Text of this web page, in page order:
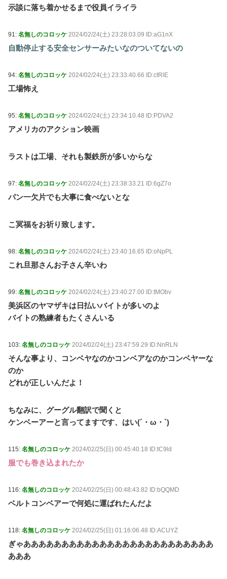
示談に落ち着かせるまで役員イライラ
91: 名無しのコロッケ 2024/02/24(土) 23:28:03.09 ID:aG1nX
自動停止する安全センサーみたいなのついてないの
94: 名無しのコロッケ 2024/02/24(土) 23:33:40.66 ID:ctRlE
工場怖え
95: 名無しのコロッケ 2024/02/24(土) 23:34:10.48 ID:PDVA2
アメリカのアクション映画
ラストは工場、それも製鉄所が多いからな
97: 名無しのコロッケ 2024/02/24(土) 23:38:33.21 ID:6gZ7o
パン一欠片でも大事に食べないとな
こ冥福をお祈り致します。
98: 名無しのコロッケ 2024/02/24(土) 23:40:16.65 ID:oNpPL
これ旦那さんお子さん辛いわ
99: 名無しのコロッケ 2024/02/24(土) 23:40:27.00 ID:tMObv
美浜区のヤマザキは日払いバイトが多いのよ
バイトの熟練者もたくさんいる
103: 名無しのコロッケ 2024/02/24(土) 23:47:59.29 ID:NnRLN
そんな事より、コンベヤなのかコンベアなのかコンベヤーな
のか
どれが正しいんだよ！
ちなみに、グーグル翻訳で聞くと
ケンベーアーと言ってますです、はい(´・ω・`)
115: 名無しのコロッケ 2024/02/25(日) 00:45:40.18 ID:tC9ld
服でも巻き込まれたか
116: 名無しのコロッケ 2024/02/25(日) 00:48:43.82 ID:bQQMD
ベルトコンベアーで何処に運ばれたんだよ
118: 名無しのコロッケ 2024/02/25(日) 01:16:06.48 ID:ACUYZ
ぎゃあああああああああああああああああああああああああ
あああ